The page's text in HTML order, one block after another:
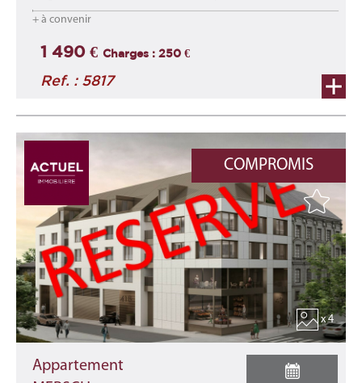
d'écoles, des transports en commun et proche des axes
autoroutiers.
+ à convenir
1 490 € Charges : 250 €
Ref. : 5817
COMPROMIS
x 4
Appartement